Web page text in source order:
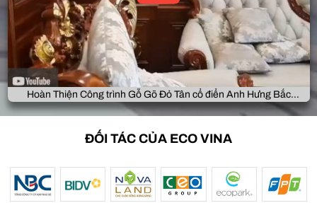
Hoàn Thiện Công trình Gỗ Gõ Đỏ Tân cổ điển Anh Hưng Bắc
Giang
ĐỐI TÁC CỦA ECO VINA